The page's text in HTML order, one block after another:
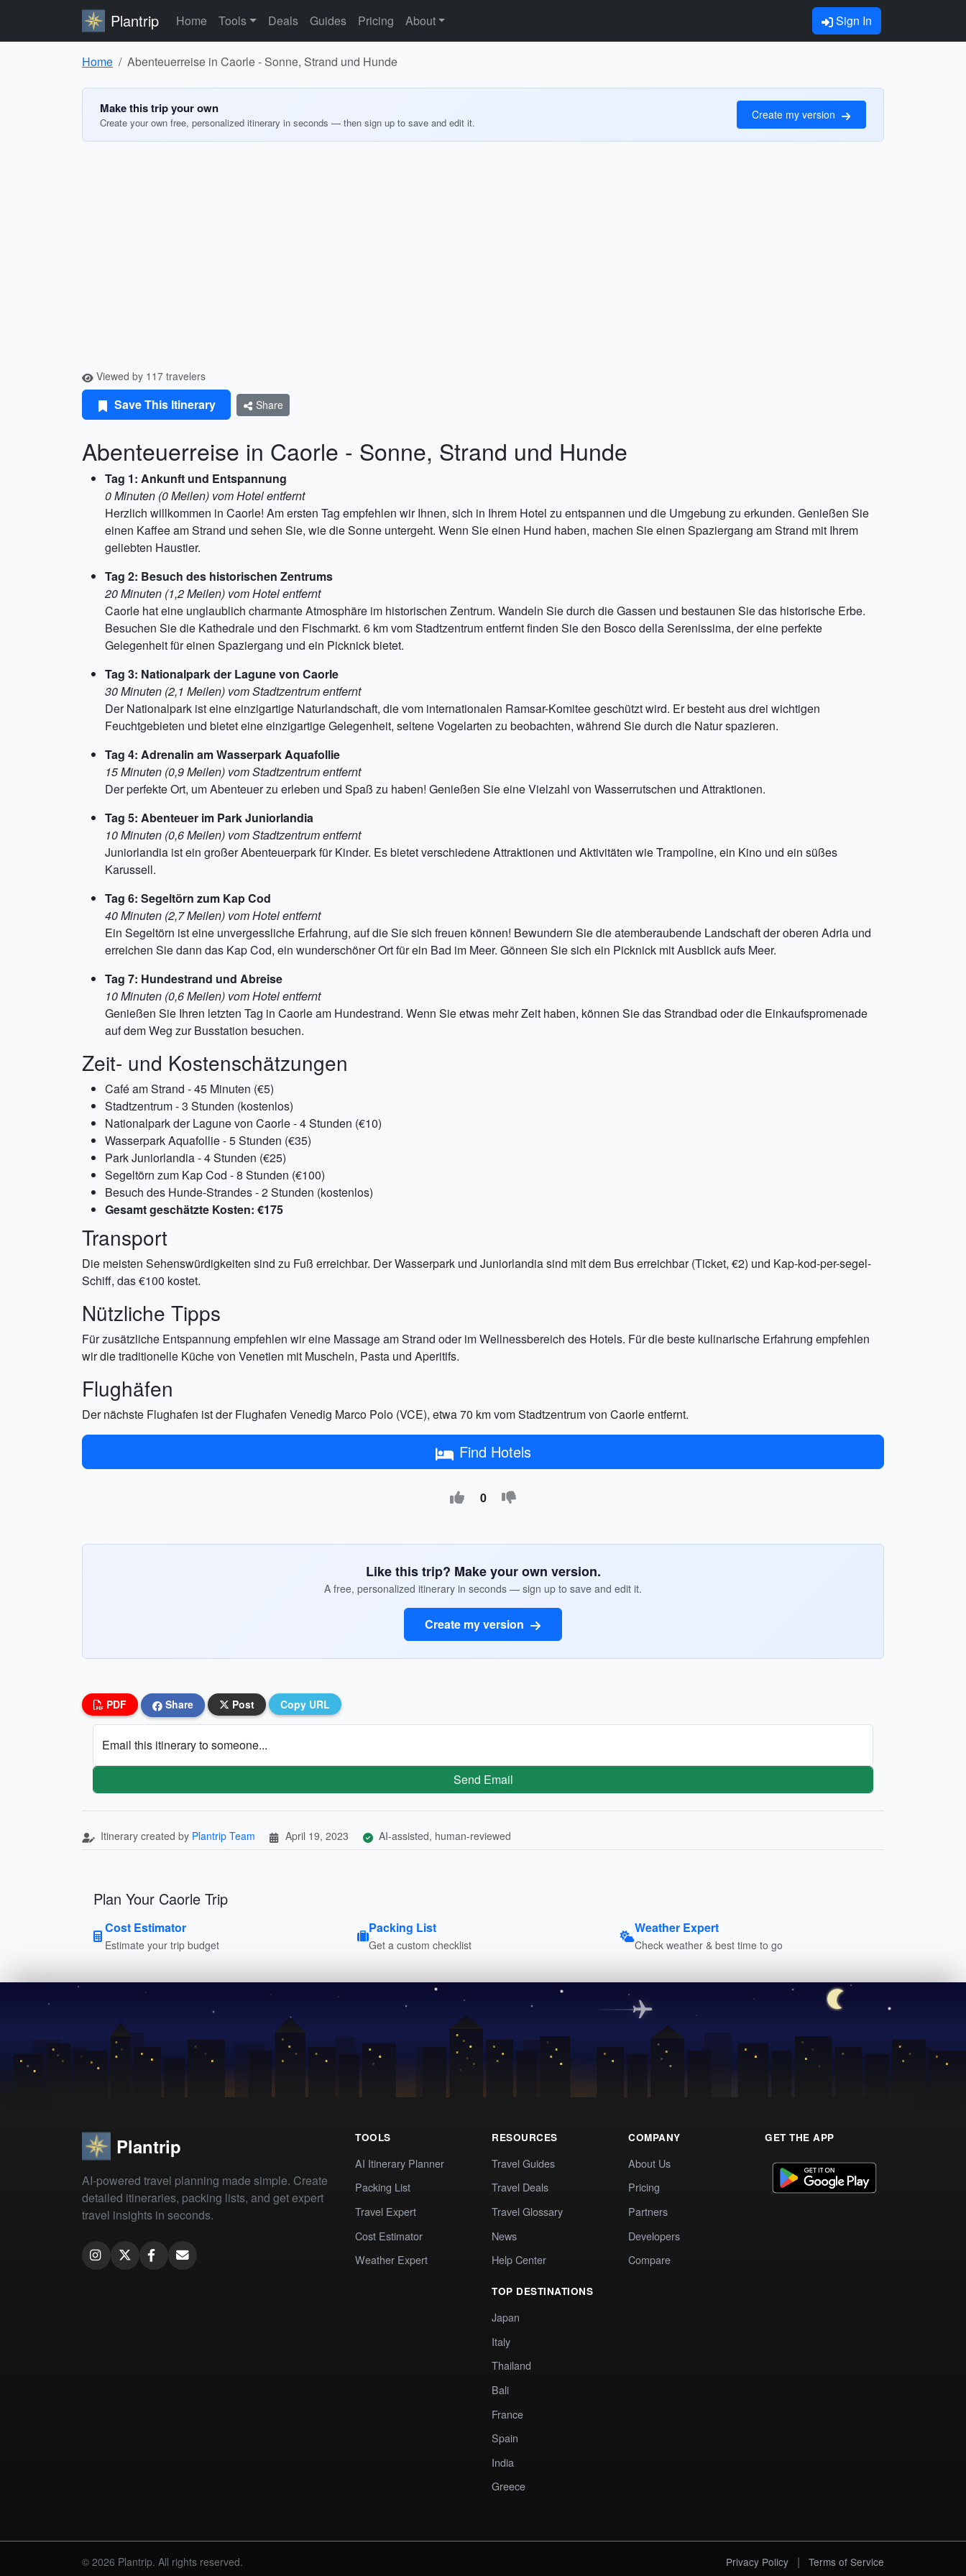
Plantrip Home Tools Deals Guides Pricing About Sign In
Home Abenteuerreise in Caorle - Sonne, Strand und Hunde
Make this trip your own
Create your own free, personalized itinerary in seconds — then sign up to save and edit it.
Create my version
Viewed by 117 travelers
Save This Itinerary Share
Abenteuerreise in Caorle - Sonne, Strand und Hunde
Tag 1: Ankunft und Entspannung
0 Minuten (0 Meilen) vom Hotel entfernt
Herzlich willkommen in Caorle! Am ersten Tag empfehlen wir Ihnen, sich in Ihrem Hotel zu entspannen und die Umgebung zu erkunden. Genießen Sie
einen Kaffee am Strand und sehen Sie, wie die Sonne untergeht. Wenn Sie einen Hund haben, machen Sie einen Spaziergang am Strand mit Ihrem
geliebten Haustier.
Tag 2: Besuch des historischen Zentrums
20 Minuten (1,2 Meilen) vom Hotel entfernt
Caorle hat eine unglaublich charmante Atmosphäre im historischen Zentrum. Wandeln Sie durch die Gassen und bestaunen Sie das historische Erbe.
Besuchen Sie die Kathedrale und den Fischmarkt. 6 km vom Stadtzentrum entfernt finden Sie den Bosco della Serenissima, der eine perfekte
Gelegenheit für einen Spaziergang und ein Picknick bietet.
Tag 3: Nationalpark der Lagune von Caorle
30 Minuten (2,1 Meilen) vom Stadtzentrum entfernt
Der Nationalpark ist eine einzigartige Naturlandschaft, die vom internationalen Ramsar-Komitee geschützt wird. Er besteht aus drei wichtigen
Feuchtgebieten und bietet eine einzigartige Gelegenheit, seltene Vogelarten zu beobachten, während Sie durch die Natur spazieren.
Tag 4: Adrenalin am Wasserpark Aquafollie
15 Minuten (0,9 Meilen) vom Stadtzentrum entfernt
Der perfekte Ort, um Abenteuer zu erleben und Spaß zu haben! Genießen Sie eine Vielzahl von Wasserrutschen und Attraktionen.
Tag 5: Abenteuer im Park Juniorlandia
10 Minuten (0,6 Meilen) vom Stadtzentrum entfernt
Juniorlandia ist ein großer Abenteuerpark für Kinder. Es bietet verschiedene Attraktionen und Aktivitäten wie Trampoline, ein Kino und ein süßes
Karussell.
Tag 6: Segeltörn zum Kap Cod
40 Minuten (2,7 Meilen) vom Hotel entfernt
Ein Segeltörn ist eine unvergessliche Erfahrung, auf die Sie sich freuen können! Bewundern Sie die atemberaubende Landschaft der oberen Adria und
erreichen Sie dann das Kap Cod, ein wunderschöner Ort für ein Bad im Meer. Gönneen Sie sich ein Picknick mit Ausblick aufs Meer.
Tag 7: Hundestrand und Abreise
10 Minuten (0,6 Meilen) vom Hotel entfernt
Genießen Sie Ihren letzten Tag in Caorle am Hundestrand. Wenn Sie etwas mehr Zeit haben, können Sie das Strandbad oder die Einkaufspromenade
auf dem Weg zur Busstation besuchen.
Zeit- und Kostenschätzungen
Café am Strand - 45 Minuten (€5)
Stadtzentrum - 3 Stunden (kostenlos)
Nationalpark der Lagune von Caorle - 4 Stunden (€10)
Wasserpark Aquafollie - 5 Stunden (€35)
Park Juniorlandia - 4 Stunden (€25)
Segeltörn zum Kap Cod - 8 Stunden (€100)
Besuch des Hunde-Strandes - 2 Stunden (kostenlos)
Gesamt geschätzte Kosten: €175
Transport
Die meisten Sehenswürdigkeiten sind zu Fuß erreichbar. Der Wasserpark und Juniorlandia sind mit dem Bus erreichbar (Ticket, €2) und Kap-kod-per-segel-
Schiff, das €100 kostet.
Nützliche Tipps
Für zusätzliche Entspannung empfehlen wir eine Massage am Strand oder im Wellnessbereich des Hotels. Für die beste kulinarische Erfahrung empfehlen
wir die traditionelle Küche von Venetien mit Muscheln, Pasta und Aperitifs.
Flughäfen
Der nächste Flughafen ist der Flughafen Venedig Marco Polo (VCE), etwa 70 km vom Stadtzentrum von Caorle entfernt.
Find Hotels
0
Like this trip? Make your own version.
A free, personalized itinerary in seconds — sign up to save and edit it.
Create my version
PDF Share Post Copy URL
Email this itinerary to someone...
Send Email
Itinerary created by Plantrip Team April 19, 2023 AI-assisted, human-reviewed
Plan Your Caorle Trip
Cost Estimator
Estimate your trip budget
Packing List
Get a custom checklist
Weather Expert
Check weather & best time to go
Plantrip
AI-powered travel planning made simple. Create
detailed itineraries, packing lists, and get expert
travel insights in seconds.
TOOLS
AI Itinerary Planner
Packing List
Travel Expert
Cost Estimator
Weather Expert
RESOURCES
Travel Guides
Travel Deals
Travel Glossary
News
Help Center
TOP DESTINATIONS
Japan
Italy
Thailand
Bali
France
Spain
India
Greece
COMPANY
About Us
Pricing
Partners
Developers
Compare
GET THE APP
© 2026 Plantrip. All rights reserved. Privacy Policy | Terms of Service